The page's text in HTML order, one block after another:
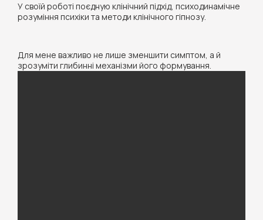
У своїй роботі поєдную клінічний підхід, психодинамічне
розуміння психіки та методи клінічного гіпнозу.
Для мене важливо не лише зменшити симптом, а й
зрозуміти глибинні механізми його формування.